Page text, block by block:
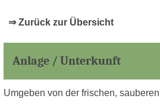
⇒ Zurück zur Übersicht
Anlage / Unterkunft
Umgeben von der frischen,